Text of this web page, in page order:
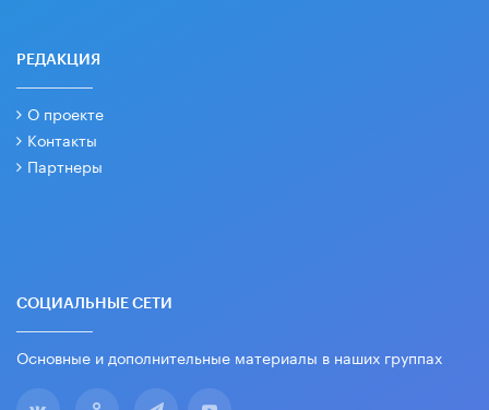
РЕДАКЦИЯ
О проекте
Контакты
Партнеры
СОЦИАЛЬНЫЕ СЕТИ
Основные и дополнительные материалы в наших группах